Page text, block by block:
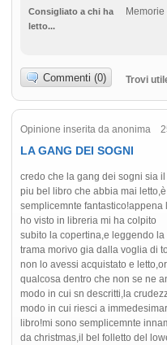
Consigliato a chi ha
letto...
Commenti (0) Trovi
Opinione inserita da anonima
LA GANG DEI SOGNI
credo che la gang dei sogni sia il
piu bel libro che abbia mai letto,è
semplicemnte fantastico!appena l
ho visto in libreria mi ha colpito
subito la copertina,e leggendo la
trama morivo gia dalla voglia di
non lo avessi acquistato e
qualcosa dentro che non se ne
modo in cui sn descritti,la
modo in cui riesci a
libro!mi sono semplicemnte
da christmas,il bel folletto del